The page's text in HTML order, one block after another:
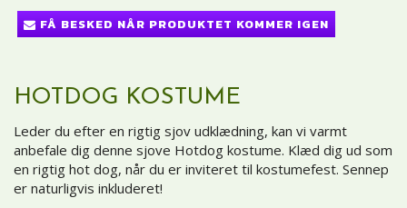
FÅ BESKED NÅR PRODUKTET KOMMER IGEN
HOTDOG KOSTUME
Leder du efter en rigtig sjov udklædning, kan vi varmt
anbefale dig denne sjove Hotdog kostume. Klæd dig ud som
en rigtig hot dog, når du er inviteret til kostumefest. Sennep
er naturligvis inkluderet!